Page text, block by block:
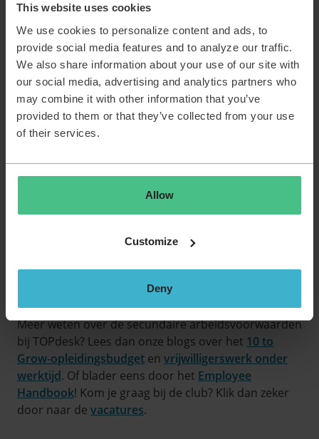
This website uses cookies
We use cookies to personalize content and ads, to
provide social media features and to analyze our traffic.
We also share information about your use of our site with
our social media, advertising and analytics partners who
may combine it with other information that you’ve
provided to them or that they’ve collected from your use
of their services.
Allow
Customize
Deny
nemen, vind ik echt een geweldig cadeau. Ik ga er na
een intens jaar vol verandering echt enorm van
genieten.”
Ook TOPdesk-koppel Iris de Vroome en Nick Spier
heeft mooie plannen. “We kregen een dochter vlak
voor en een zoon aan het eind van de
coronapandemie, begin dit jaar. Je kan je dus
inbeelden dat we intussen ietwat zijn uitgekeken op
daarna willen we onze kinderen wat van de wereld
laten zien. De plannen? Een huwelijksreis van twee
ouderschapsverlof zetten we in de jaren die volgen
worden, is erg mooi meegenomen.”
Meer weten over de secundaire arbeidsvoorwaarden
bij TOPdesk? Lees dan onze blogs over het 10 to
Grow-opleidingsbudget en vrijwilligerswerk onder
werktijd. Of blader eens door het Employee
Handbook! Kom je graag bij de club? Klik dan zeker
door naar de vacatures.